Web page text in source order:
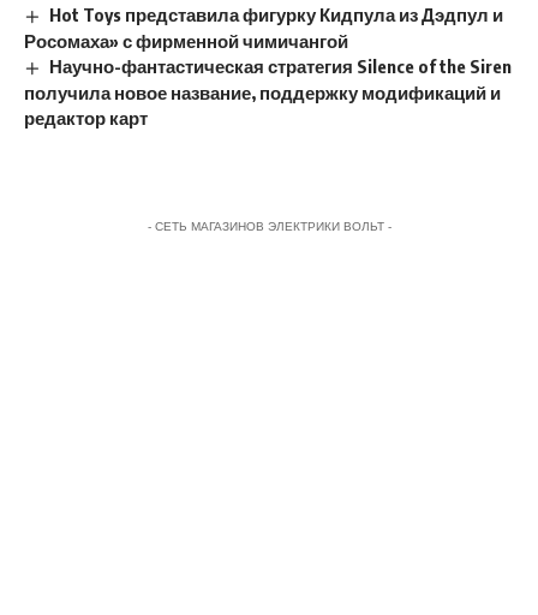
Hot Toys представила фигурку Кидпула из Дэдпул и
Росомаха» с фирменной чимичангой
Научно-фантастическая стратегия Silence of the Siren
получила новое название, поддержку модификаций и
редактор карт
- СЕТЬ МАГАЗИНОВ ЭЛЕКТРИКИ ВОЛЬТ -